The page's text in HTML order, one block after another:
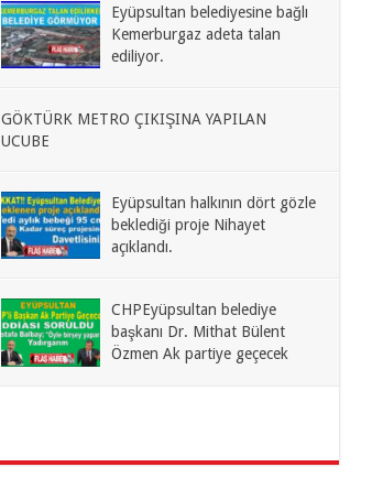
Eyüpsultan belediyesine bağlı
Kemerburgaz adeta talan
ediliyor.
GÖKTÜRK METRO ÇIKIŞINA YAPILAN
UCUBE
Eyüpsultan halkının dört gözle
beklediği proje Nihayet
açıklandı.
CHPEyüpsultan belediye
başkanı Dr. Mithat Bülent
Özmen Ak partiye geçecek